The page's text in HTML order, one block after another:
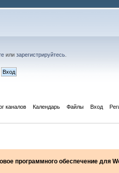
илизарегистрируйтесь
каналов Календарь Файлы Вход
программного обеспечение для